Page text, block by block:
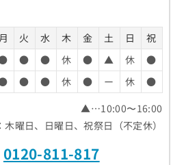
月 火 水 木 金 土 日
祝
● ● 休 ● ▲ 休
●
● ● 休 ● ー 休
●
▲…10:00〜16:00
木曜日、日曜日、祝祭日（不定休）
0120-811-817